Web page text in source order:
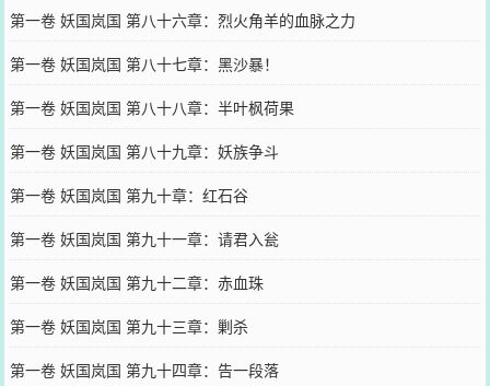
第一卷 妖国岚国 第八十六章：烈火角羊的血脉之力
第一卷 妖国岚国 第八十七章：黑沙暴！
第一卷 妖国岚国 第八十八章：半叶枫荷果
第一卷 妖国岚国 第八十九章：妖族争斗
第一卷 妖国岚国 第九十章：红石谷
第一卷 妖国岚国 第九十一章：请君入瓮
第一卷 妖国岚国 第九十二章：赤血珠
第一卷 妖国岚国 第九十三章：剿杀
第一卷 妖国岚国 第九十四章：告一段落